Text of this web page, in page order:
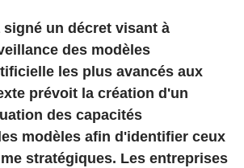
signé un décret visant à
des modèles
les plus avancés aux
prévoit la création d'un
des capacités
modèles afin d'identifier ceux
stratégiques. Les entreprises